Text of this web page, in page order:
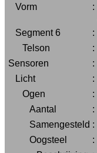
Vorm :
Segment 6 :
Telson :
Sensoren :
Licht :
Ogen :
Aantal :
Samengesteld :
Oogsteel :